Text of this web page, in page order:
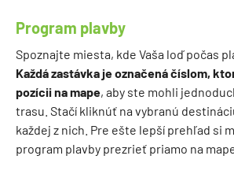
Program plavby
Spoznajte miesta, kde Vaša loď počas
Každá zastávka je označená číslom,
pozícii na mape, aby ste mohli
trasu. Stačí kliknúť na vybranú
každej z nich. Pre ešte lepší prehľad si
program plavby prezrieť priamo na